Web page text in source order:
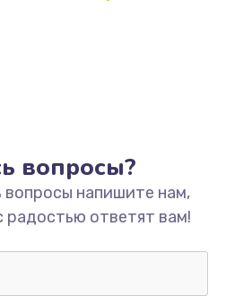
вопросы?
вопросы напишите нам,
радостью ответят вам!